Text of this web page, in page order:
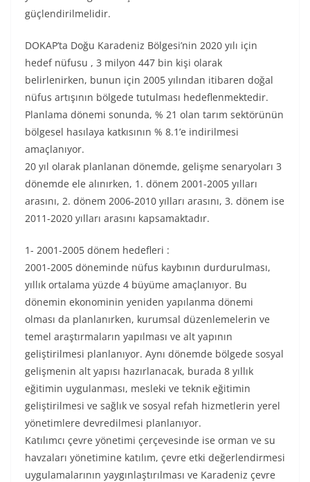
güçlendirilmelidir.
DOKAP’ta Doğu Karadeniz Bölgesi’nin 2020 yılı için
hedef nüfusu , 3 milyon 447 bin kişi olarak
belirlenirken, bunun için 2005 yılından itibaren doğal
nüfus artışının bölgede tutulması hedeflenmektedir.
Planlama dönemi sonunda, % 21 olan tarım sektörünün
bölgesel hasılaya katkısının % 8.1’e indirilmesi
amaçlanıyor.
20 yıl olarak planlanan dönemde, gelişme senaryoları 3
dönemde ele alınırken, 1. dönem 2001-2005 yılları
arasını, 2. dönem 2006-2010 yılları arasını, 3. dönem ise
2011-2020 yılları arasını kapsamaktadır.
1- 2001-2005 dönem hedefleri :
2001-2005 döneminde nüfus kaybının durdurulması,
yıllık ortalama yüzde 4 büyüme amaçlanıyor. Bu
dönemin ekonominin yeniden yapılanma dönemi
olması da planlanırken, kurumsal düzenlemelerin ve
temel araştırmaların yapılması ve alt yapının
geliştirilmesi planlanıyor. Aynı dönemde bölgede sosyal
gelişmenin alt yapısı hazırlanacak, burada 8 yıllık
eğitimin uygulanması, mesleki ve teknik eğitimin
geliştirilmesi ve sağlık ve sosyal refah hizmetlerin yerel
yönetimlere devredilmesi planlanıyor.
Katılımcı çevre yönetimi çerçevesinde ise orman ve su
havzaları yönetimine katılım, çevre etki değerlendirmesi
uygulamalarının yaygınlaştırılması ve Karadeniz çevre